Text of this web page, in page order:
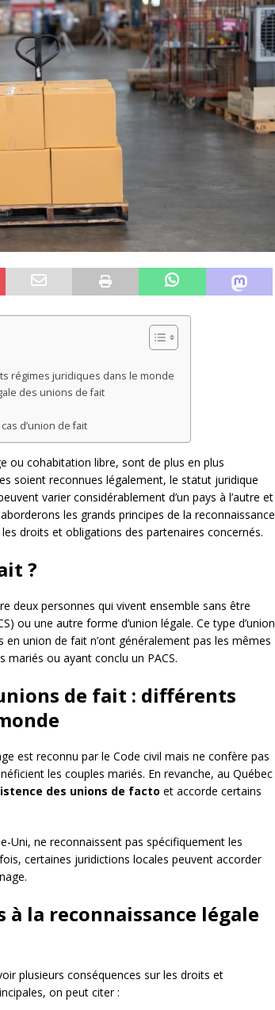
régimes juridiques dans le monde
des unions de fait
d’union de fait
ou cohabitation libre, sont de plus en plus
soient reconnues légalement, le statut juridique
varier considérablement d’un pays à l’autre et
les grands principes de la reconnaissance
droits et obligations des partenaires concernés.
?
deux personnes qui vivent ensemble sans être
ou une autre forme d’union légale. Ce type d’union
union de fait n’ont généralement pas les mêmes
ou ayant conclu un PACS.
de fait : différents
est reconnu par le Code civil mais ne confère pas
les couples mariés. En revanche, au Québec
des unions de facto et accorde certains
Uni, ne reconnaissent pas spécifiquement les
certaines juridictions locales peuvent accorder
la reconnaissance légale
plusieurs conséquences sur les droits et
on peut citer :